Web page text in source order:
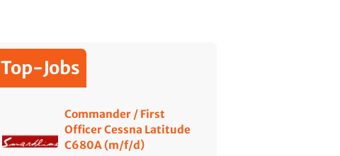
Top-Jobs
Commander / First
Officer Cessna Latitude
C680A (m/f/d)